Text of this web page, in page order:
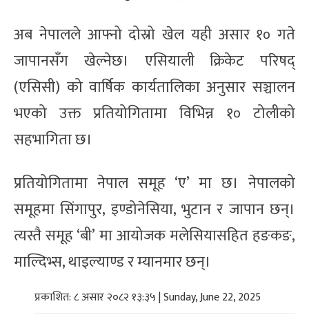
अब नेपालले आफ्नो दोस्रो खेल यही असार १० गते
जापानसँग खेल्नेछ। एसियाली क्रिकेट परिषद्
(एसिसी) को वार्षिक कार्यतालिका अनुसार सञ्चालन
भएको उक्त प्रतियोगितामा विभिन्न १० टोलीको
सहभागिता छ।
प्रतियोगितामा नेपाल समूह ‘ए’ मा छ। नेपालको
समूहमा सिंगापुर, इण्डोनेसिया, भुटान र जापान छन्।
त्यस्तै समूह ‘बी’ मा आयोजक मलेसियासहित हङकङ,
माल्दिभ्स, थाइल्याण्ड र म्यानमार छन्।
प्रकाशित: ८ असार २०८२ १३:३५ | Sunday, June 22, 2025